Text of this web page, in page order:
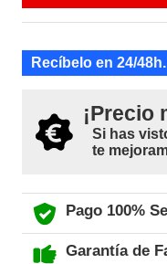
Recíbelo en 24/48h.
¡Precio
Si has
te
Pago 100%
Garantía de